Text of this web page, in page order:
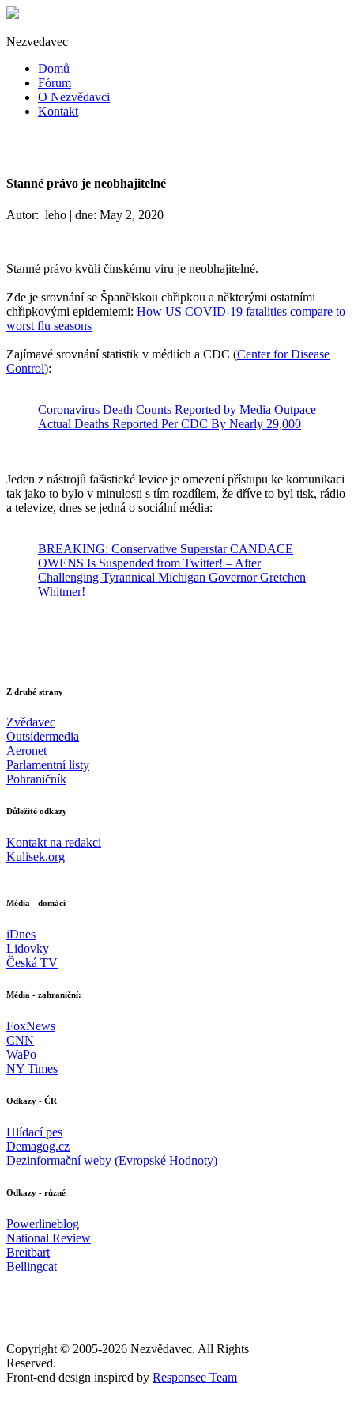
Nezvedavec
Domů
Fórum
O Nezvědavci
Kontakt
Stanné právo je neobhajitelné
Autor: leho | dne: May 2, 2020
Stanné právo kvůli čínskému viru je neobhajitelné.
Zde je srovnání se Španělskou chřipkou a některými ostatními
chřipkovými epidemiemi: How US COVID-19 fatalities compare to
worst flu seasons
Zajímavé srovnání statistik v médiích a CDC (Center for Disease
Control):
Coronavirus Death Counts Reported by Media Outpace
Actual Deaths Reported Per CDC By Nearly 29,000
Jeden z nástrojů fašistické levice je omezení přístupu ke komunikaci
tak jako to bylo v minulosti s tím rozdílem, že dříve to byl tisk, rádio
a televize, dnes se jedná o sociální média:
BREAKING: Conservative Superstar CANDACE
OWENS Is Suspended from Twitter! – After
Challenging Tyrannical Michigan Governor Gretchen
Whitmer!
Z druhé strany
Zvědavec
Outsidermedia
Aeronet
Parlamentní listy
Pohraničník
Důležité odkazy
Kontakt na redakci
Kulisek.org
Média - domácí
iDnes
Lidovky
Česká TV
Média - zahraniční:
FoxNews
CNN
WaPo
NY Times
Odkazy - ČR
Hlídací pes
Demagog.cz
Dezinformační weby (Evropské Hodnoty)
Odkazy - různé
Powerlineblog
National Review
Breitbart
Bellingcat
Copyright © 2005-2026 Nezvědavec. All Rights
Reserved.
Front-end design inspired by Responsee Team